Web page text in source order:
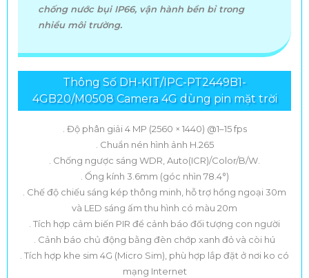
chống nước bụi IP66, vận hành bền bỉ trong
nhiều môi trường.
Thông Số DH-KIT/IPC-PT2449B1-
4GB20/M0508 Camera 4G dùng pin mặt trời
. Độ phân giải 4 MP (2560 × 1440) @1–15 fps
. Chuẩn nén hình ảnh H.265
. Chống ngược sáng WDR, Auto(ICR)/Color/B/W.
. Ống kính 3.6mm (góc nhìn 78.4°)
. Chế độ chiếu sáng kép thông minh, hỗ trợ hồng ngoại 30m
và LED sáng ấm thu hình có màu 20m
. Tích hợp cảm biến PIR để cảnh báo đối tượng con người
. Cảnh báo chủ động bằng đèn chớp xanh đỏ và còi hú
. Tích hợp khe sim 4G (Micro Sim), phù hợp lắp đặt ở nơi ko có
mạng Internet